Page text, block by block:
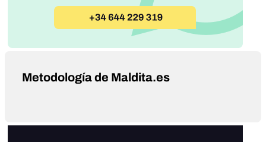
Metodología de Maldita.es